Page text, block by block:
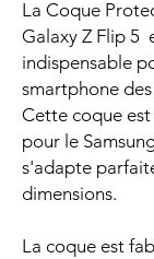
La Coque
Galaxy Z Flip 5
indispensable
smartphone
Cette coque
pour le
s'adapte
dimensions.
La coque est